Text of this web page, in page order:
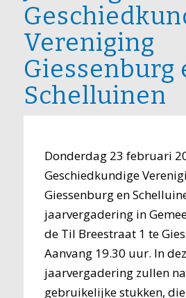
Vereniging
Giessenburg
Schelluinen
Donderdag 23 februari
Geschiedkundige
Giessenburg en
jaarvergadering in
de Til Breestraat 1 te
Aanvang 19.30 uur. In
jaarvergadering zullen
gebruikelijke stukken,